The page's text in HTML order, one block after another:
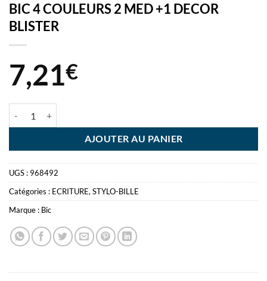
BIC 4 COULEURS 2 MED +1 DECOR
BLISTER
7,21€
AJOUTER AU PANIER
UGS : 968492
Catégories : ECRITURE,STYLO-BILLE
Marque : Bic